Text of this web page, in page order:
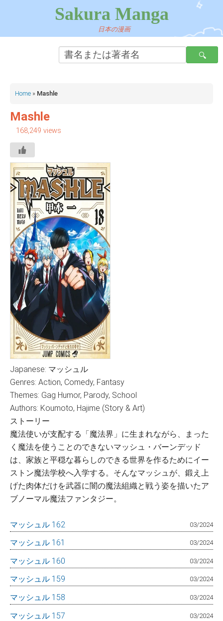
Sakura Manga
日本の漫画
Home » Mashle
Mashle
168,249 views
Japanese: マッシュル
Genres: Action, Comedy, Fantasy
Themes: Gag Humor, Parody, School
Authors: Koumoto, Hajime (Story & Art)
ストーリー
魔法使いが支配する「魔法界」に生まれながら、まった
く魔法を使うことのできないマッシュ・バーンデッド
は、家族と平穏な暮らしのできる世界を作るためにイー
ストン魔法学校へ入学する。そんなマッシュが、鍛え上
げた肉体だけを武器に闇の魔法組織と戦う姿を描いたア
ブノーマル魔法ファンタジー。
マッシュル 162 03/2024
マッシュル 161 03/2024
マッシュル 160 03/2024
マッシュル 159 03/2024
マッシュル 158 03/2024
マッシュル 157 03/2024